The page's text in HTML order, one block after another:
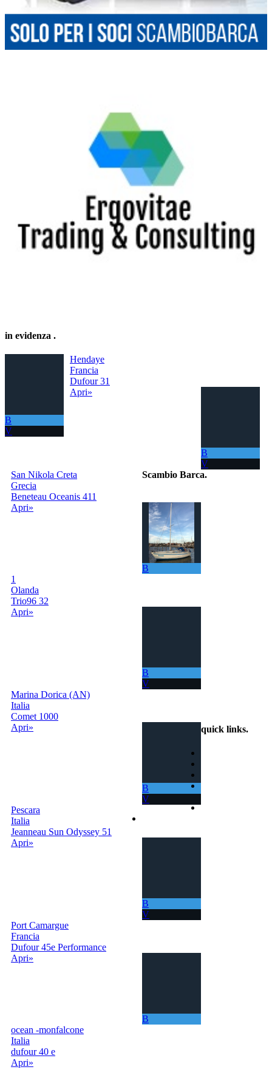
in evidenza .
B
V
Hendaye
Francia
Dufour 31
Apri»
B
V
San Nikola Creta
Grecia
Beneteau Oceanis 411
Apri»
B
1
Olanda
Trio96 32
Apri»
B
V
Marina Dorica (AN)
Italia
Comet 1000
Apri»
B
V
Pescara
Italia
Jeanneau Sun Odyssey 51
Apri»
B
V
Port Camargue
Francia
Dufour 45e Performance
Apri»
B
ocean -monfalcone
Italia
dufour 40 e
Apri»
Scambio Barca.
quick links.